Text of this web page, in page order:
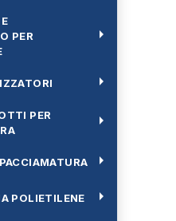
PER
arrow_right
arrow_right
PER
arrow_right
arrow_right
arrow_right